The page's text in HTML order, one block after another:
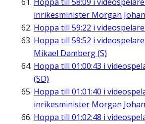
inrikesminister Morgan
Hoppa till 59:22 i
Hoppa till 59:52 i
Mikael Damberg (S)
Hoppa till 01:00:43 i
(SD)
Hoppa till 01:01:40 i
inrikesminister Morgan
Hoppa till 01:02:48 i